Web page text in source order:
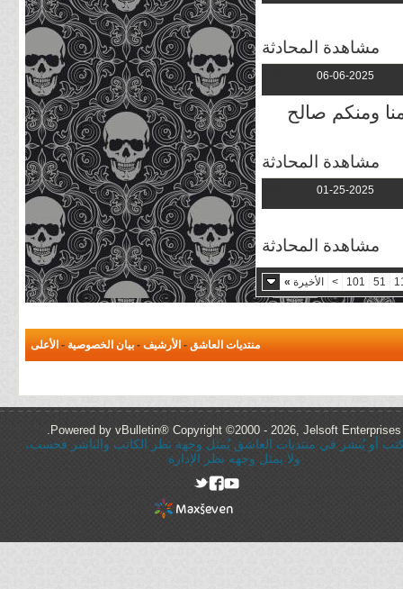
مشاهدة المحادثة
06-06-2025
ومنكم صالح
مشاهدة المحادثة
01-25-2025
مشاهدة المحادثة
51
101
> الأخيرة »
منتديات العاشق - الأرشيف - بيان الخصوصية - الأعلى
Powered by vBulletin® Copyright ©2000 - 2026, Jelsoft Enterprises
أو يُنشر في منتديات العاشق يُمثل وجهة نظر الكاتب والناشر فحسب،
ولا يمثل وجهه نظر الإدارة